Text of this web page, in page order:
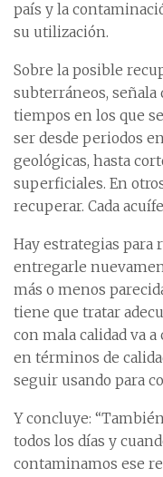
país y la
su utilización.
Sobre la posible
subterráneos, señala
tiempos en los que
ser desde periodos
geológicas, hasta
superficiales. En
recuperar. Cada
Hay estrategias para
entregarle
más o menos
tiene que tratar
con mala calidad va
en términos de
seguir usando para
Y concluye:
todos los días y
contaminamos ese